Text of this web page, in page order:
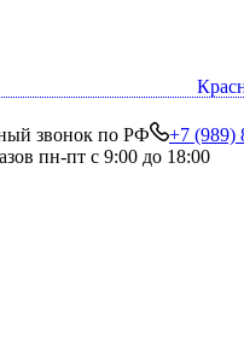
звонок по РФ +7 (989)
пн-пт с 9:00 до 18:00